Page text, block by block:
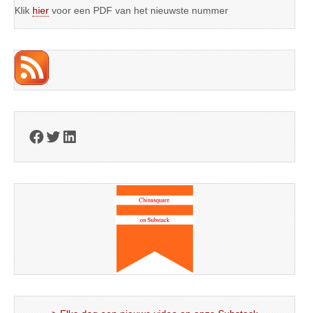
Klik hier voor een PDF van het nieuwste nummer
Facebook
Twitter
LinkedIn